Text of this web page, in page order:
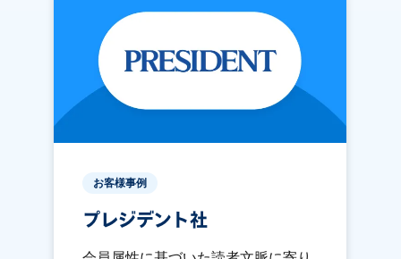
お客様事例
プレジデント社